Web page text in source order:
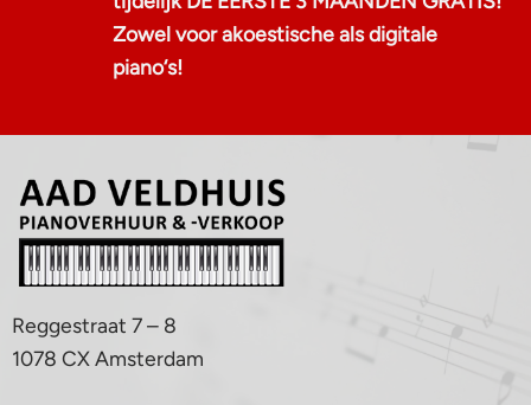
Zowel voor akoestische als digitale
piano‘s!
Reggestraat 7 – 8
1078 CX Amsterdam